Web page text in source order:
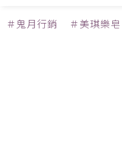
＃鬼月行銷 ＃美琪樂皂